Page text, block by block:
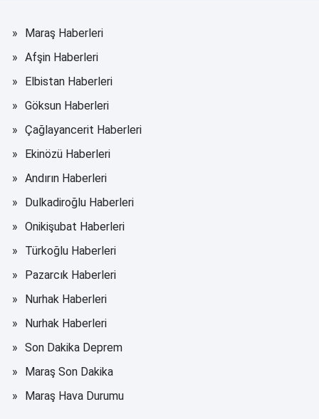
Maraş Haberleri
Afşin Haberleri
Elbistan Haberleri
Göksun Haberleri
Çağlayancerit Haberleri
Ekinözü Haberleri
Andırın Haberleri
Dulkadiroğlu Haberleri
Onikişubat Haberleri
Türkoğlu Haberleri
Pazarcık Haberleri
Nurhak Haberleri
Nurhak Haberleri
Son Dakika Deprem
Maraş Son Dakika
Maraş Hava Durumu